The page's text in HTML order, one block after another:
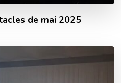
de mai 2025